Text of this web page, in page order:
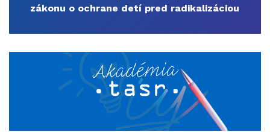
zákonu o ochrane detí pred radikalizáciou